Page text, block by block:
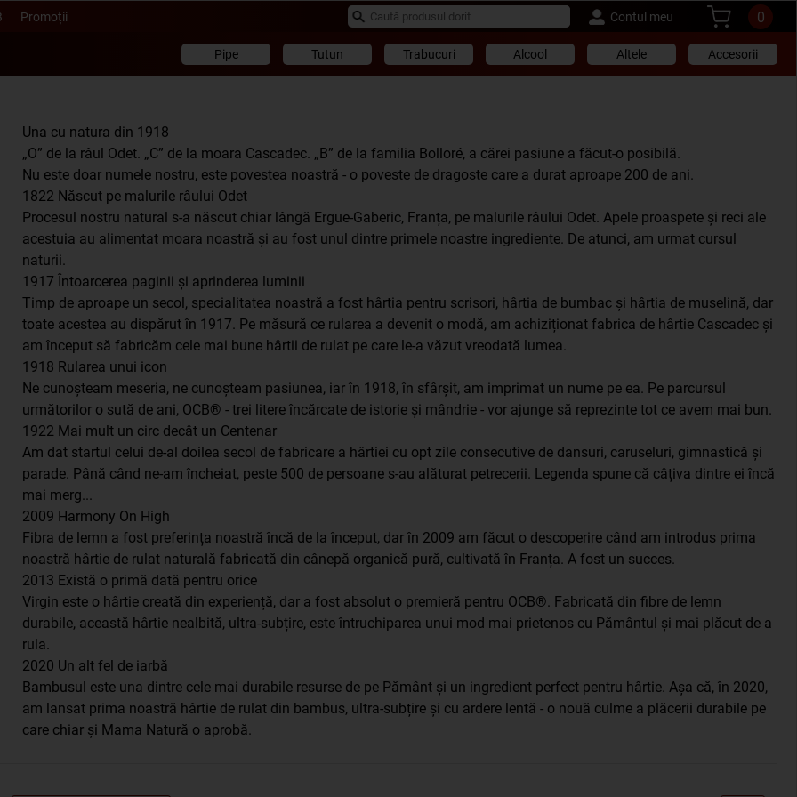
Promoții Contul meu 0
Pipe Tutun Trabucuri Alcool Altele Accesorii
Una cu natura din 1918
„O” de la râul Odet. „C” de la moara Cascadec. „B” de la familia Bolloré, a cărei pasiune a făcut-o posibilă.
Nu este doar numele nostru, este povestea noastră - o poveste de dragoste care a durat aproape 200 de ani.
1822 Născut pe malurile râului Odet
Procesul nostru natural s-a născut chiar lângă Ergue-Gaberic, Franța, pe malurile râului Odet. Apele proaspete și reci ale
acestuia au alimentat moara noastră și au fost unul dintre primele noastre ingrediente. De atunci, am urmat cursul
naturii.
1917 Întoarcerea paginii și aprinderea luminii
Timp de aproape un secol, specialitatea noastră a fost hârtia pentru scrisori, hârtia de bumbac și hârtia de muselină, dar
toate acestea au dispărut în 1917. Pe măsură ce rularea a devenit o modă, am achiziționat fabrica de hârtie Cascadec și
am început să fabricăm cele mai bune hârtii de rulat pe care le-a văzut vreodată lumea.
1918 Rularea unui icon
Ne cunoșteam meseria, ne cunoșteam pasiunea, iar în 1918, în sfârșit, am imprimat un nume pe ea. Pe parcursul
următorilor o sută de ani, OCB® - trei litere încărcate de istorie și mândrie - vor ajunge să reprezinte tot ce avem mai bun.
1922 Mai mult un circ decât un Centenar
Am dat startul celui de-al doilea secol de fabricare a hârtiei cu opt zile consecutive de dansuri, caruseluri, gimnastică și
parade. Până când ne-am încheiat, peste 500 de persoane s-au alăturat petrecerii. Legenda spune că câțiva dintre ei încă
mai merg...
2009 Harmony On High
Fibra de lemn a fost preferința noastră încă de la început, dar în 2009 am făcut o descoperire când am introdus prima
noastră hârtie de rulat naturală fabricată din cânepă organică pură, cultivată în Franța. A fost un succes.
2013 Există o primă dată pentru orice
Virgin este o hârtie creată din experiență, dar a fost absolut o premieră pentru OCB®. Fabricată din fibre de lemn
durabile, această hârtie nealbită, ultra-subțire, este întruchiparea unui mod mai prietenos cu Pământul și mai plăcut de a
rula.
2020 Un alt fel de iarbă
Bambusul este una dintre cele mai durabile resurse de pe Pământ și un ingredient perfect pentru hârtie. Așa că, în 2020,
am lansat prima noastră hârtie de rulat din bambus, ultra-subțire și cu ardere lentă - o nouă culme a plăcerii durabile pe
care chiar și Mama Natură o aprobă.